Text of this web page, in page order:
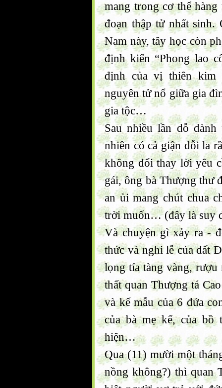
mang trong cơ thể
đoạn thập tử nhất
Nam này, tây học còn
định kiến “Phong lao
định của vị thiên kim
nguyên tử nổ giữa gia
gia tộc…
Sau nhiều lần dỗ
nhiên có cả giận dỗi la
không đổi thay lời yêu
gái, ông bà Thượng thư
an ủi mang chút chua
trời muốn… (đây là suy
Và chuyện gì xảy ra -
thức và nghi lễ của đất
lọng tía tàng vàng,
thất quan Thượng tá
và kế mẫu của 6 đứa
của bà mẹ kế, của bồ
hiện…
Qua (11) mười một
nồng không?) thì quan